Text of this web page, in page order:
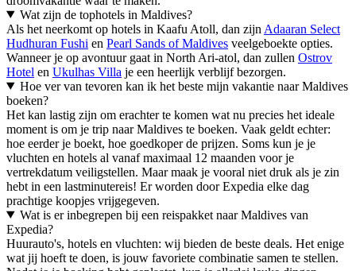
Wat zijn de tophotels in Maldives?
Als het neerkomt op hotels in Kaafu Atoll, dan zijn Adaaran Select
Hudhuran Fushi en Pearl Sands of Maldives veelgeboekte opties.
Wanneer je op avontuur gaat in North Ari-atol, dan zullen Ostrov
Hotel en Ukulhas Villa je een heerlijk verblijf bezorgen.
Hoe ver van tevoren kan ik het beste mijn vakantie naar Maldives
boeken?
Het kan lastig zijn om erachter te komen wat nu precies het ideale
moment is om je trip naar Maldives te boeken. Vaak geldt echter:
hoe eerder je boekt, hoe goedkoper de prijzen. Soms kun je je
vluchten en hotels al vanaf maximaal 12 maanden voor je
vertrekdatum veiligstellen. Maar maak je vooral niet druk als je zin
hebt in een lastminutereis! Er worden door Expedia elke dag
prachtige koopjes vrijgegeven.
Wat is er inbegrepen bij een reispakket naar Maldives van
Expedia?
Huurauto's, hotels en vluchten: wij bieden de beste deals. Het enige
wat jij hoeft te doen, is jouw favoriete combinatie samen te stellen.